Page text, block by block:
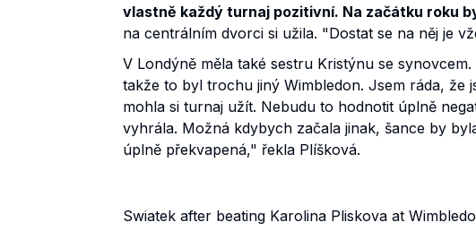
vlastně každý turnaj pozitivní. Na začátku roku
na centrálním dvorci si užila. "Dostat se na něj je
V Londýně měla také sestru Kristýnu se
takže to byl trochu jiný Wimbledon. Jsem ráda, že
mohla si turnaj užít. Nebudu to hodnotit úplně
vyhrála. Možná kdybych začala jinak, šance by
úplně překvapená," řekla Plíšková.
Swiatek after beating Karolina Pliskova at